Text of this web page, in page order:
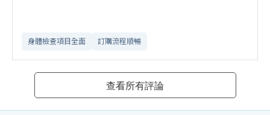
身體檢查項目全面 訂購流程順暢
查看所有評論